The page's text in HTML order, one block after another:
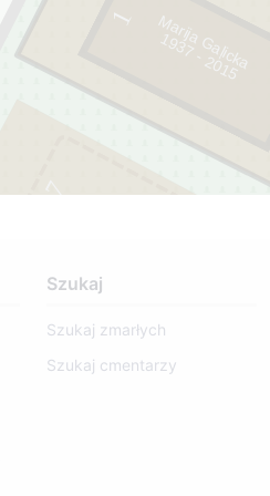
7
1 Marija Gaļicka
1937-201
5
Szukaj
Szukaj zmarłych
Szukaj cmentarzy